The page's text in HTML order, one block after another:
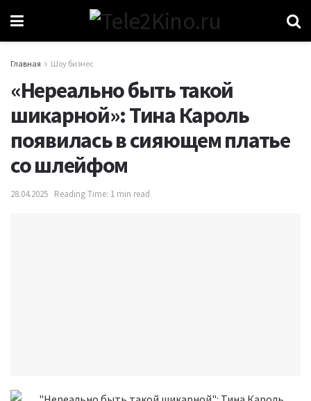
Главная Шоу бизнес
«Нереально быть такой
шикарной»: Тина Кароль
появилась в сияющем платье
со шлейфом
28.04.2025 Reading Time: 1 min read